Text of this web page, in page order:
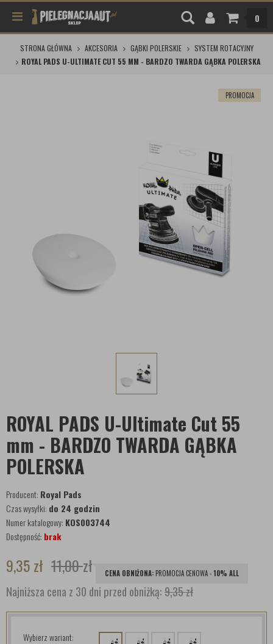
0
STRONA GŁÓWNA AKCESORIA GĄBKI POLERSKIE
SYSTEM ROTACYJNY
ROYAL PADS U-ULTIMATE CUT 55 MM - BARDZO TWARDA GĄBKA POLERSKA
PROMOCJA
ROYAL PADS U-Ultimate Cut 55
mm - BARDZO TWARDA GĄBKA
POLERSKA
Producent: Royal Pads
Czas wysyłki: do 24 godzin
Numer katalogowy: KOS003744
Dostępność: brak
9,35zł 11,00zł CENA OBNIŻONA: PROMOCJA CENOWA -10% ALL
Najniższa cena z 30 dni przed obniżką:9,35 zł
Wybierz wariant: